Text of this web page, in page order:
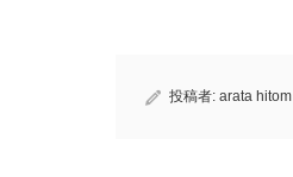
投稿者: arata hitom